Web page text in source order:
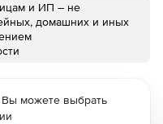
и ИП – не
домашних и иных
Вы можете выбрать